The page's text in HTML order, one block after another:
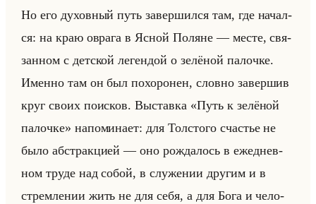
Но его ду­хов­ный путь за­вер­шил­ся там, где на­чал­
ся: на краю овра­га в Ясной По­ляне — месте, свя­
зан­ном с дет­ской ле­ген­дой о зе­лё­ной па­лоч­ке.
Имен­но там он был по­хо­ро­нен, слов­но за­вер­шив
круг своих по­ис­ков. Вы­став­ка «Путь к зелёной
палочке» на­по­ми­на­ет: для Тол­сто­го сча­стье не
было аб­страк­ци­ей — оно рож­да­лось в еже­днев­
ном труде над собой, в слу­же­нии дру­гим и в
стрем­ле­нии жить не для себя, а для Бога и че­ло­